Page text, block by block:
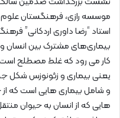
موسسه رازی، فرهنگستان علوم
استاد “رضا داوری اردکانی”
بیماری‌های مشترک بین انسان و
کار می رود که غلط مصطلح است.
یعنی بیماری و زئونوزس شکل
و شامل بیماری هایی است که از
هایی که از انسان به حیوان